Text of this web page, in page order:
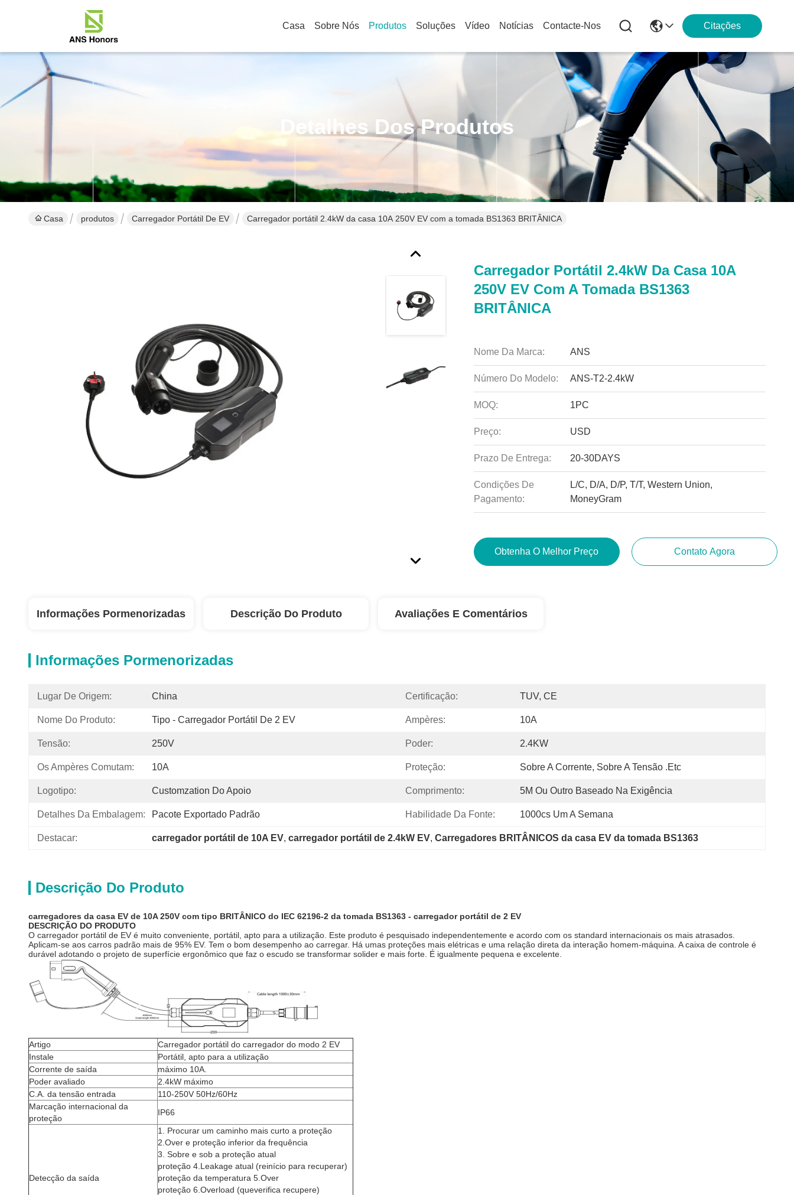
Casa Sobre Nós Produtos Soluções Vídeo Notícias Contacte-Nos Citações
Detalhes Dos Produtos
Casa produtos Carregador Portátil De EV Carregador portátil 2.4kW da casa 10A 250V EV com a tomada BS1363 BRITÂNICA
Carregador Portátil 2.4kW Da Casa 10A
250V EV Com A Tomada BS1363
BRITÂNICA
Nome Da Marca: ANS
Número Do Modelo: ANS-T2-2.4kW
MOQ: 1PC
Preço: USD
Prazo De Entrega: 20-30DAYS
Condições De
Pagamento:
L/C, D/A, D/P, T/T, Western Union,
MoneyGram
Obtenha O Melhor Preço Contato Agora
Informações Pormenorizadas Descrição Do Produto Avaliações E Comentários
Informações Pormenorizadas
Lugar De Origem: China Certificação: TUV, CE
Nome Do Produto: Tipo - Carregador Portátil De 2 EV Ampères: 10A
Tensão: 250V Poder: 2.4KW
Os Ampères Comutam: 10A Proteção: Sobre A Corrente, Sobre A Tensão .etc
Logotipo: Customzation Do Apoio Comprimento: 5M Ou Outro Baseado Na Exigência
Detalhes Da Embalagem: Pacote Exportado Padrão Habilidade Da Fonte: 1000cs Um A Semana
Destacar: carregador portátil de 10A EV, carregador portátil de 2.4kW EV, Carregadores BRITÂNICOS da casa EV da tomada BS1363
Descrição Do Produto
carregadores da casa EV de 10A 250V com tipo BRITÂNICO do IEC 62196-2 da tomada BS1363 - carregador portátil de 2 EV
DESCRIÇÃO DO PRODUTO
O carregador portátil de EV é muito conveniente, portátil, apto para a utilização. Este produto é pesquisado independentemente e acordo com os standard internacionais os mais atrasados.
Aplicam-se aos carros padrão mais de 95% EV. Tem o bom desempenho ao carregar. Há umas proteções mais elétricas e uma relação direta da interação homem-máquina. A caixa de controle é
durável adotando o projeto de superfície ergonômico que faz o escudo se transformar solider e mais forte. É igualmente pequena e excelente.
Artigo
Carregador portátil do carregador do modo 2 EV
Instale
Portátil, apto para a utilização
Corrente de saída
máximo 10A.
Poder avaliado
2.4kW máximo
C.A. da tensão entrada
110-250V 50Hz/60Hz
Marcação internacional da
proteção
IP66
Detecção da saída
1. Procurar um caminho mais curto a proteção
2.Over e proteção inferior da frequência
3. Sobre e sob a proteção atual
proteção 4.Leakage atual (reinício para recuperar)
proteção da temperatura 5.Over
proteção 6.Overload (queverifica recupere)